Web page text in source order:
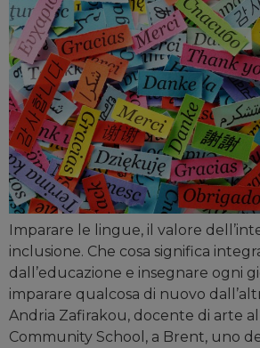
Imparare le lingue, il valore
inclusione. Che cosa significa
dall’educazione e insegnare ogni
imparare qualcosa di nuovo
Andria Zafirakou, docente di arte
Community School, a Brent, uno